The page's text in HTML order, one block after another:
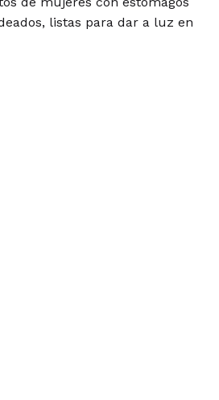
listas para dar a luz en